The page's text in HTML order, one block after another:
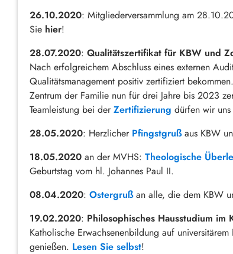
26.10.2020: Mitgliederversammlung am
Sie hier!
28.07.2020: Qualitätszertifikat für KBW und
Nach erfolgreichem Abschluss eines externen
Qualitätsmanagement positiv zertifiziert
Zentrum der Familie nun für drei Jahre bis 2023
Teamleistung bei derZertifizierung dürfen wir
28.05.2020: Herzlicher Pfingstgrußaus KBW
18.05.2020an der MVHS: Theologische
Geburtstag vom hl. Johannes Paul II.
08.04.2020: Ostergrußan alle, die dem KBW
19.02.2020: Philosophisches Hausstudium im
Katholische Erwachsenenbildung auf
genießen. Lesen Sie selbst!